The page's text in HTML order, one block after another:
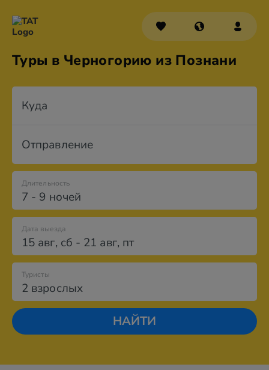
Туры в Черногорию из Познани
Куда
Отправление
7 - 9 ночей
Длительность
Дата выезда
15 авг, сб - 21 авг, пт
2 взрослых
Туристы
НАЙТИ